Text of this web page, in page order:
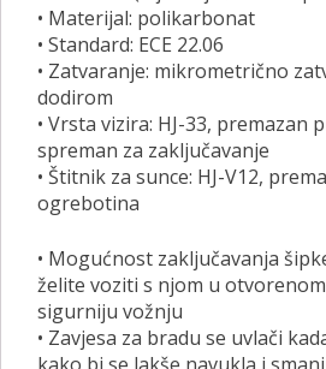
• Materijal: polikarbonat
• Standard: ECE 22.06
• Zatvaranje: mikrometrično
dodirom
• Vrsta vizira: HJ-33, premazan
spreman za zaključavanje
• Štitnik za sunce: HJ-V12,
ogrebotina
• Mogućnost zaključavanja
želite voziti s njom u
sigurniju vožnju
• Zavjesa za bradu se uvlači